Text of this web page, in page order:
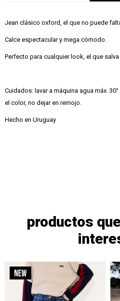
Jean clásico oxford, el que no puede
Calce espectacular y mega cómodo.
Perfecto para cualquier look, el que
Cuidados: lavar a máquina agua máx.
el color, no dejar en remojo.
Hecho en Uruguay
productos